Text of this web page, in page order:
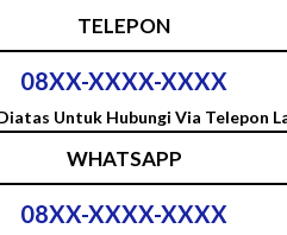
TELEPON
08XX-XXXX-XXXX
Untuk Hubungi Via Telepon
WHATSAPP
08XX-XXXX-XXXX